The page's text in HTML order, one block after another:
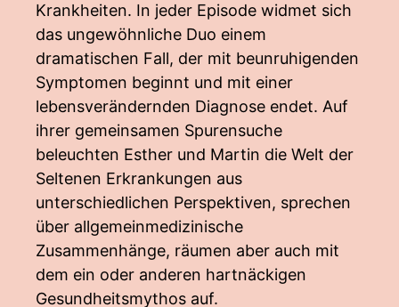
Krankheiten. In jeder Episode widmet sich
das ungewöhnliche Duo einem
dramatischen Fall, der mit beunruhigenden
Symptomen beginnt und mit einer
lebensverändernden Diagnose endet. Auf
ihrer gemeinsamen Spurensuche
beleuchten Esther und Martin die Welt der
Seltenen Erkrankungen aus
unterschiedlichen Perspektiven, sprechen
über allgemeinmedizinische
Zusammenhänge, räumen aber auch mit
dem ein oder anderen hartnäckigen
Gesundheitsmythos auf.